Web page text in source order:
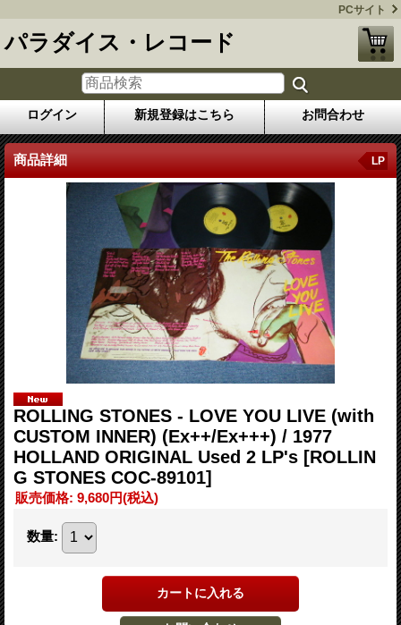
PCサイト
パラダイス・レコード
ログイン 新規登録はこちら お問合わせ
商品詳細 LP
ROLLING STONES - LOVE YOU LIVE (with
CUSTOM INNER) (Ex++/Ex+++) / 1977
HOLLAND ORIGINAL Used 2 LP's [ROLLIN
G STONES COC-89101]
販売価格: 9,680円(税込)
数量: